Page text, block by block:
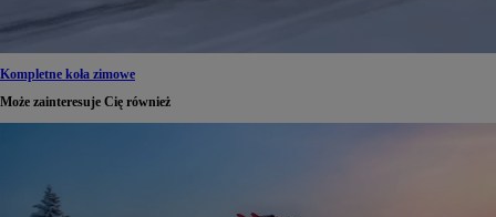
Kompletne koła zimowe
Może zainteresuje Cię również